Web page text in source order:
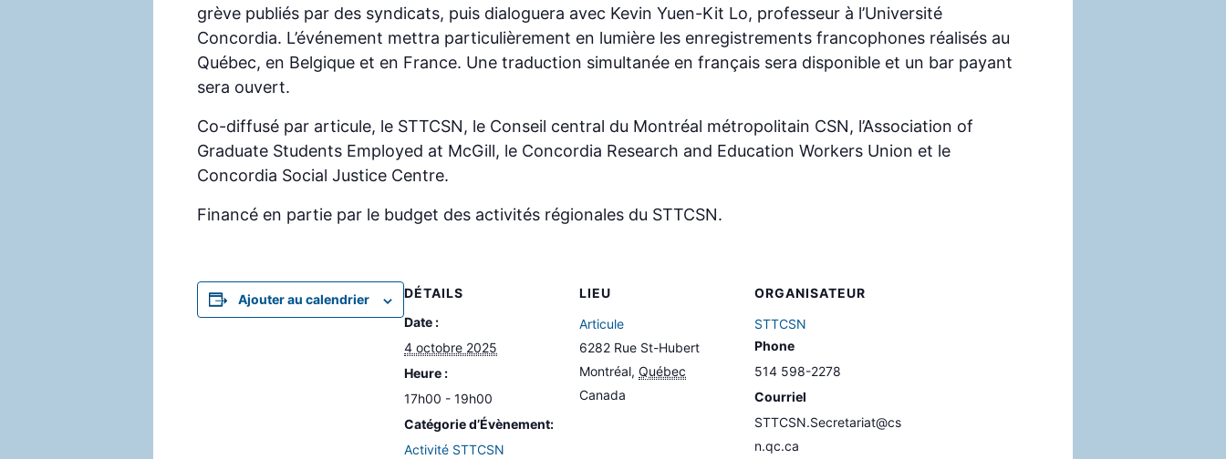
grève publiés par des syndicats, puis dialoguera avec Kevin Yuen-Kit Lo, professeur à l’Université
Concordia. L’événement mettra particulièrement en lumière les enregistrements francophones réalisés au
Québec, en Belgique et en France. Une traduction simultanée en français sera disponible et un bar payant
sera ouvert.
Co-diffusé par articule, le STTCSN, le Conseil central du Montréal métropolitain CSN, l’Association of
Graduate Students Employed at McGill, le Concordia Research and Education Workers Union et le
Concordia Social Justice Centre.
Financé en partie par le budget des activités régionales du STTCSN.
Ajouter au calendrier
DÉTAILS
Date :
4 octobre 2025
Heure :
17h00 - 19h00
Catégorie d’Évènement:
Activité STTCSN
LIEU
Articule
6282 Rue St-Hubert
Montréal, Québec
Canada
ORGANISATEUR
STTCSN
Phone
514 598-2278
Courriel
STTCSN.Secretariat@cs
n.qc.ca